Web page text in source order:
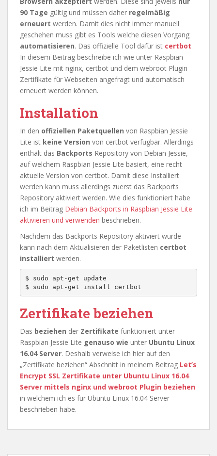
90 Tage gültig und müssen daher regelmäßig
erneuert werden. Damit dies nicht immer manuell
geschehen muss gibt es Tools welche diesen Vorgang
automatisieren. Das offizielle Tool dafür ist certbot.
In diesem Beitrag beschreibe ich wie unter Raspbian
Jessie Lite mit nginx, certbot und dem webroot Plugin
Zertifikate für Webseiten angefragt und automatisch
erneuert werden können.
Installation
In den offiziellen Paketquellen von Raspbian Jessie
Lite ist keine Version von certbot verfügbar. Allerdings
enthält das Backports Repository von Debian Jessie,
auf welchem Raspbian Jessie Lite basiert, eine recht
aktuelle Version von certbot. Damit diese Installiert
werden kann muss allerdings zuerst das Backports
Repository aktiviert werden. Wie dies funktioniert habe
ich im Beitrag Debian Backports in Raspbian Jessie Lite
aktivieren und verwenden beschrieben.
Nachdem das Backports Repository aktiviert wurde
kann nach dem Aktualisieren der Paketlisten certbot
installiert werden.
$ sudo apt-get update
$ sudo apt-get install certbot
Zertifikate beziehen
Das beziehen der Zertifikate funktioniert unter
Raspbian Jessie Lite genauso wie unter Ubuntu Linux
16.04 Server. Deshalb verweise ich hier auf den
„Zertifikate beziehen“ Abschnitt in meinem Beitrag Let’s
Encrypt SSL Zertifikate unter Ubuntu Linux 16.04
Server mittels nginx und webroot Plugin beziehen
in welchem ich es für Ubuntu Linux 16.04 Server
beschrieben habe.